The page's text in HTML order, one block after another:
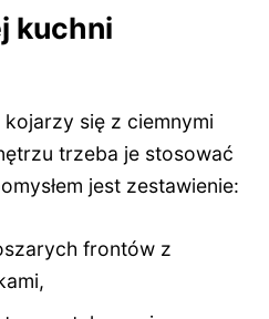
kuchni
się z ciemnymi
trzeba je stosować
jest zestawienie:
frontów z